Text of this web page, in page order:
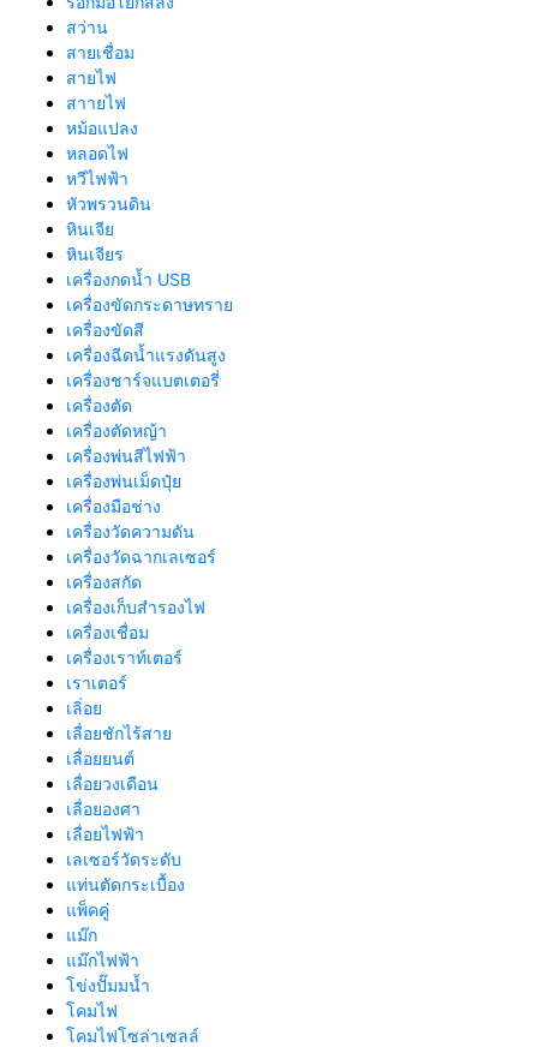
สว่าน
สายเชื่อม
สายไฟ
สาายไฟ
หม้อแปลง
หลอดไฟ
หวีไฟฟ้า
หัวพรวนดิน
หินเจีย
หินเจียร
เครื่องกดน้ำ USB
เครื่องขัดกระดาษทราย
เครื่องขัดสี
เครื่องฉีดน้ำแรงดันสูง
เครื่องชาร์จแบตเตอรี่
เครื่องตัด
เครื่องตัดหญ้า
เครื่องพ่นสีไฟฟ้า
เครื่องพ่นเม็ดปุ๋ย
เครื่องมือช่าง
เครื่องวัดความดัน
เครื่องวัดฉากเลเซอร์
เครื่องสกัด
เครื่องเก็บสํารองไฟ
เครื่องเชื่อม
เครื่องเราท์เตอร์
เราเตอร์
เลิ่อย
เลื่อยชักไร้สาย
เลื่อยยนต์
เลื่อยวงเดือน
เลื่อยองศา
เลื่อยไฟฟ้า
เลเซอร์วัดระดับ
แท่นตัดกระเบื้อง
แพ็คคู่
แม๊ก
แม๊กไฟฟ้า
โข่งปั๊มมน้ำ
โคมไฟ
โคมไฟโซล่าเซลล์